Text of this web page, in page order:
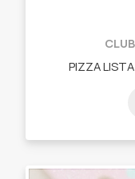
PIZZA